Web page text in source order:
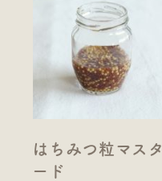
はちみつ粒マスタ
ード